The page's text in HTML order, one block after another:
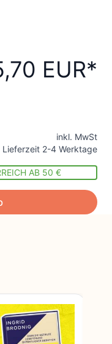
EUR
inkl. MwSt
Lieferzeit 2-4 Werktage
AB 50 €